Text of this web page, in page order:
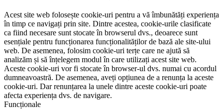
Acest site web folosește cookie-uri pentru a vă îmbunătăți experiența
în timp ce navigați prin site. Dintre acestea, cookie-urile clasificate
ca fiind necesare sunt stocate în browserul dvs., deoarece sunt
esențiale pentru funcționarea funcționalităților de bază ale site-ului
web. De asemenea, folosim cookie-uri terțe care ne ajută să
analizăm și să înțelegem modul în care utilizați acest site web.
Aceste cookie-uri vor fi stocate în browser-ul dvs. numai cu acordul
dumneavoastră. De asemenea, aveți opțiunea de a renunța la aceste
cookie-uri. Dar renunțarea la unele dintre aceste cookie-uri poate
afecta experiența dvs. de navigare.
Funcționale